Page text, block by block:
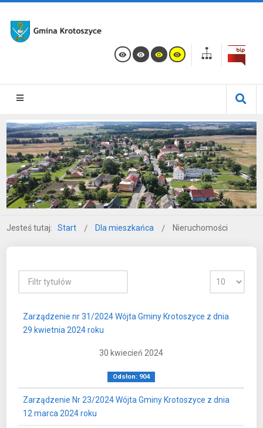
Jesteś tutaj: Start Dla mieszkańca Nieruchomości
Zarządzenie nr 31/2024 Wójta Gminy Krotoszyce z dnia
29 kwietnia 2024 roku
30 kwiecień 2024
Odsłon: 904
Zarządzenie Nr 23/2024 Wójta Gminy Krotoszyce z dnia
12 marca 2024 roku